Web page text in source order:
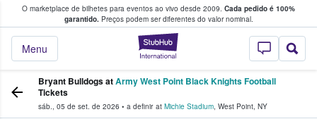
O marketplace de bilhetes para eventos ao vivo desde 2009. Cada pedido é 100%
garantido.Preços podem ser diferentes do valor nominal.
StubHub – onde
Menu
fãs compram e vendem bilhetes
Bryant Bulldogs atArmy West Point Black Knights Football
Tickets
sáb., 05 de set. de 2026 • a definir at Michie Stadium, West Point, NY